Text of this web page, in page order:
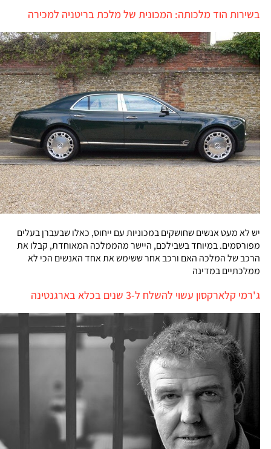
בשירות הוד מלכותה: המכונית של מלכת בריטניה למכירה
יש לא מעט אנשים שחושקים במכוניות עם ייחוס, כאלו שבעברן בעלים
מפורסמים. במיוחד בשבילכם, היישר מהממלכה המאוחדת, קבלו את
הרכב של המלכה האם ורכב אחר ששימש את אחד האנשים הכי לא
ממלכתיים במדינה
ג'רמי קלארקסון עשוי להשלח ל-3 שנים בכלא בארגנטינה